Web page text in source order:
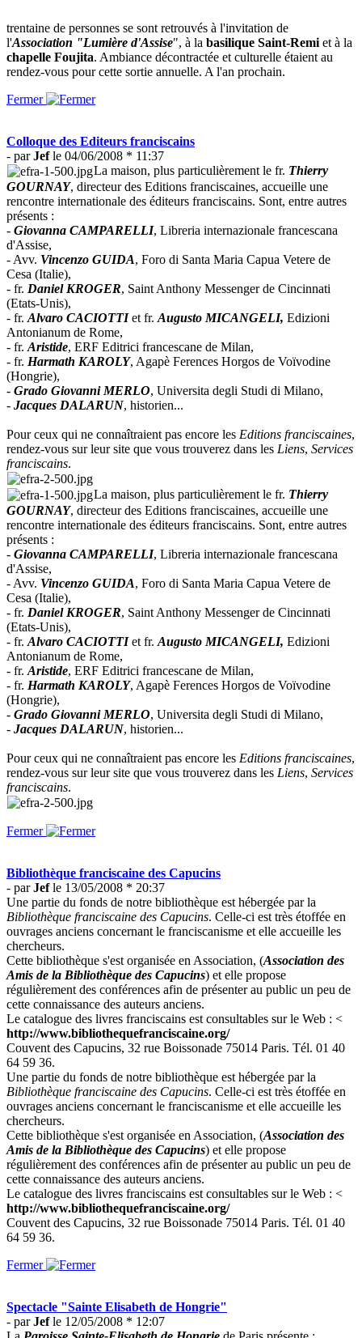
trentaine de personnes se sont retrouvés à l'invitation de
l'Association "Lumière d'Assise", à la basilique Saint-Remi et à la
chapelle Foujita. Ambiance décontractée et culturelle étaient au
rendez-vous pour cette sortie annuelle. A l'an prochain.
Fermer
Colloque des Editeurs franciscains
- parJefle 04/06/2008 * 11:37
La maison, plus particulièrement le fr. Thierry
GOURNAY, directeur des Editions franciscaines, accueille une
rencontre internationale des éditeurs franciscains. Sont, entre autres
présents :
- Giovanna CAMPARELLI, Libreria internazionale francescana
d'Assise,
- Avv. Vincenzo GUIDA, Foro di Santa Maria Capua Vetere de
Cesa (Italie),
- fr. Daniel KROGER, Saint Anthony Messenger de Cincinnati
(Etats-Unis),
- fr. Alvaro CACIOTTIet fr. Augusto MICANGELI, Edizioni
Antonianum de Rome,
- fr. Aristide, ERF Editrici francescane de Milan,
- fr. Harmath KAROLY, Agapè Ferences Horgos de Voïvodine
(Hongrie),
- Grado Giovanni MERLO, Universita degli Studi di Milano,
- Jacques DALARUN, historien...
Pour ceux qui ne connaîtraient pas encore les Editions franciscaines,
rendez-vous sur leur site que vous trouverez dans les Liens, Services
franciscains.
La maison, plus particulièrement le fr. Thierry
GOURNAY, directeur des Editions franciscaines, accueille une
rencontre internationale des éditeurs franciscains. Sont, entre autres
présents :
- Giovanna CAMPARELLI, Libreria internazionale francescana
d'Assise,
- Avv. Vincenzo GUIDA, Foro di Santa Maria Capua Vetere de
Cesa (Italie),
- fr. Daniel KROGER, Saint Anthony Messenger de Cincinnati
(Etats-Unis),
- fr. Alvaro CACIOTTIet fr. Augusto MICANGELI, Edizioni
Antonianum de Rome,
- fr. Aristide, ERF Editrici francescane de Milan,
- fr. Harmath KAROLY, Agapè Ferences Horgos de Voïvodine
(Hongrie),
- Grado Giovanni MERLO, Universita degli Studi di Milano,
- Jacques DALARUN, historien...
Pour ceux qui ne connaîtraient pas encore les Editions franciscaines,
rendez-vous sur leur site que vous trouverez dans les Liens, Services
franciscains.
Fermer
Bibliothèque franciscaine des Capucins
- parJefle 13/05/2008 * 20:37
Une partie du fonds de notre bibliothèque est hébergée par la
Bibliothèque franciscaine des Capucins. Celle-ci est très étoffée en
ouvrages anciens concernant le franciscanisme et elle accueille les
chercheurs.
Cette bibliothèque s'est organisée en Association, (Association des
Amis de la Bibliothèque des Capucins) et elle propose
régulièrement des conférences afin de présenter au public un peu de
cette connaissance des auteurs anciens.
Le catalogue des livres franciscains est consultables sur le Web : <
http://www.bibliothequefranciscaine.org/
Couvent des Capucins, 32 rue Boissonade 75014 Paris. Tél. 01 40
64 59 36.
Une partie du fonds de notre bibliothèque est hébergée par la
Bibliothèque franciscaine des Capucins. Celle-ci est très étoffée en
ouvrages anciens concernant le franciscanisme et elle accueille les
chercheurs.
Cette bibliothèque s'est organisée en Association, (Association des
Amis de la Bibliothèque des Capucins) et elle propose
régulièrement des conférences afin de présenter au public un peu de
cette connaissance des auteurs anciens.
Le catalogue des livres franciscains est consultables sur le Web : <
http://www.bibliothequefranciscaine.org/
Couvent des Capucins, 32 rue Boissonade 75014 Paris. Tél. 01 40
64 59 36.
Fermer
Spectacle "Sainte Elisabeth de Hongrie"
- parJefle 12/05/2008 * 12:07